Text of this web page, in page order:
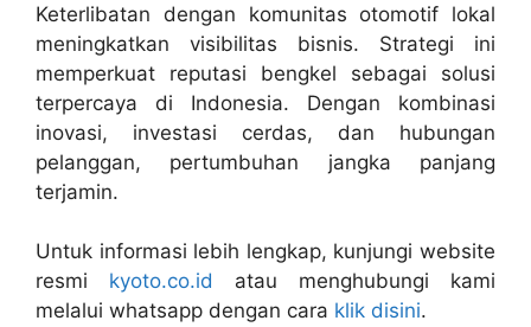
Keterlibatan dengan komunitas otomotif lokal
meningkatkan visibilitas bisnis. Strategi ini
memperkuat reputasi bengkel sebagai solusi
terpercaya di Indonesia. Dengan kombinasi
inovasi, investasi cerdas, dan hubungan
pelanggan, pertumbuhan jangka panjang
terjamin.
Untuk informasi lebih lengkap, kunjungi website
resmi kyoto.co.id atau menghubungi kami
melalui whatsapp dengan cara klik disini.